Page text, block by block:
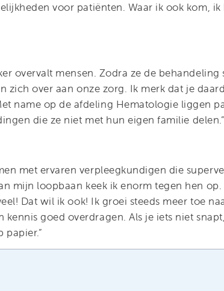
voor patiënten. Waar ik ook kom,
overvalt mensen. Zodra ze de
zich over aan onze zorg. Ik merk dat je
name op de afdeling Hematologie liggen
die ze niet met hun eigen familie delen.”
met ervaren verpleegkundigen die
mijn loopbaan keek ik enorm tegen hen
Dat wil ik ook! Ik groei steeds meer toe
goed overdragen. Als je iets niet
papier.”
de Oncologie dagbehandeling unit. Ik ben